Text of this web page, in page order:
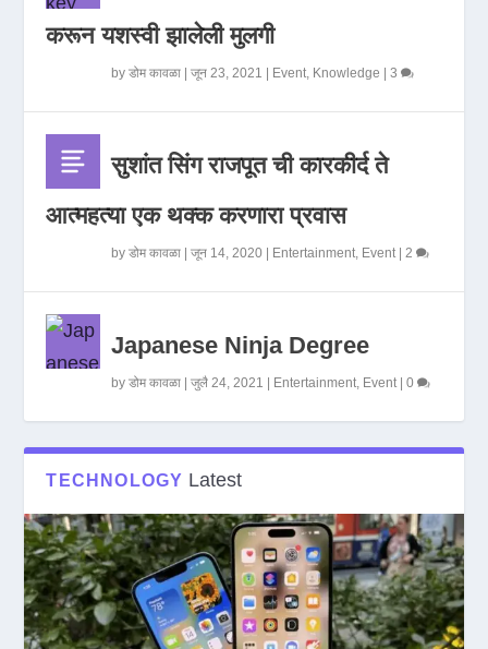
करून यशस्वी झालेली मुलगी
byडोम कावळा |जून 23, 2021 Event, Knowledge |3
सुशांत सिंग राजपूत ची कारकीर्द ते
आत्महत्या एक थक्क करणारा प्रवास
byडोम कावळा |जून 14, 2020 Entertainment, Event|2
Japanese Ninja Degree
byडोम कावळा |जुलै 24, 2021 Entertainment, Event|0
TECHNOLOGY Latest